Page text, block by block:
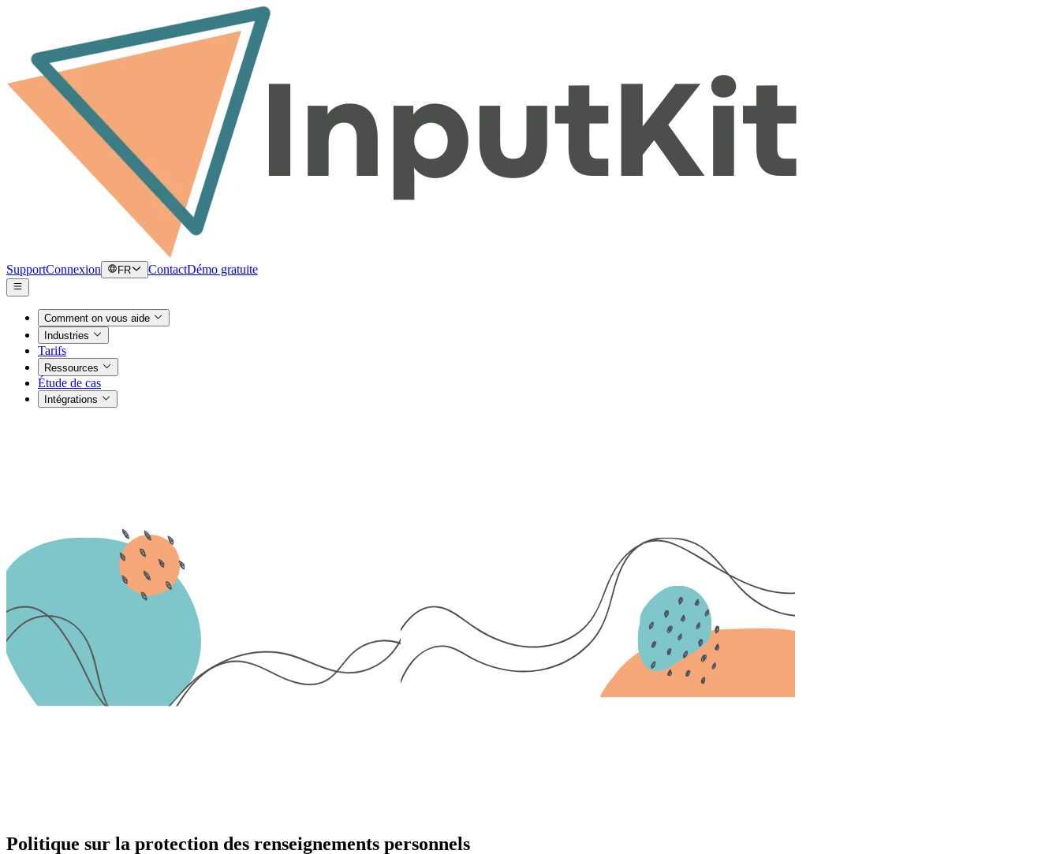
SupportConnexion FR ContactDémo gratuite
Comment on vous aide
Industries
Tarifs
Ressources
Étude de cas
Intégrations
Politique sur la protection des renseignements personnels